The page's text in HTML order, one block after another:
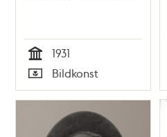
Tid
1931
Typ
Bildkonst